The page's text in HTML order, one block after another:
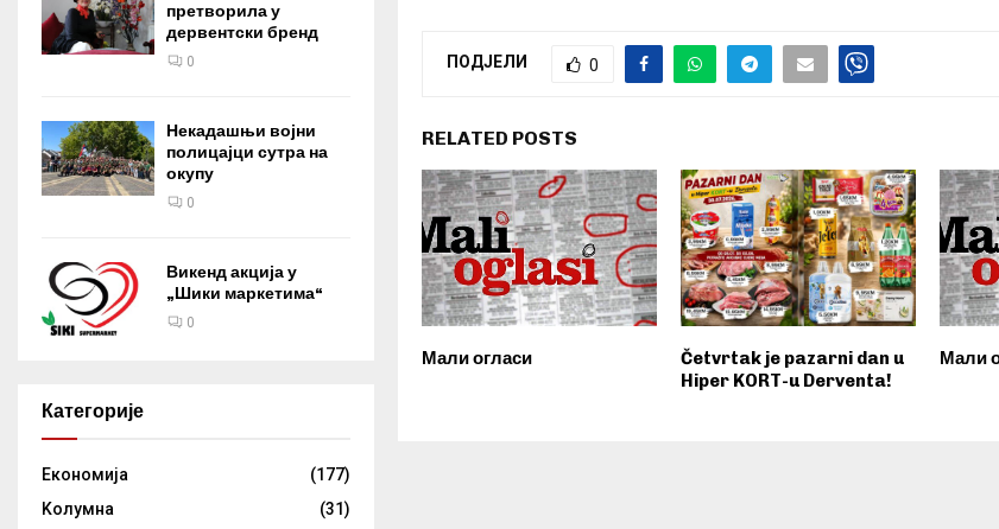
ПОДЈЕЛИ 0
RELATED POSTS
Мали огласи
Četvrtak je pazarni dan u
Hiper KORT-u Derventa!
Мали
претворила у
дервентски бренд
0
Некадашњи војни
полицајци сутра на
окупу
0
Викенд акција у
„Шики маркетима“
0
Категорије
Eкономија
(177)
Kолумнa
(31)